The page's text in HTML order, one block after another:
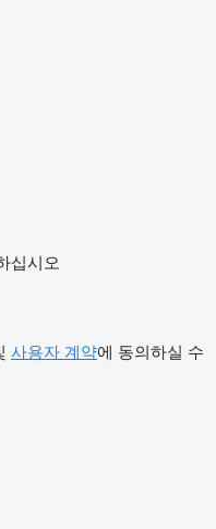
십시오
사용자 계약에 동의하실 수